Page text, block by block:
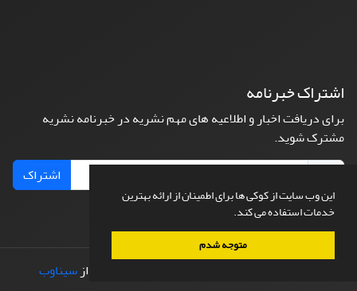
این وب سایت از کوکی ها برای اطمینان از ارائه بهترین
خدمات استفاده می کند.
متوجه شدم
اشتراک خبرنامه
برای دریافت اخبار و اطلاعیه های مهم نشریه در خبرنامه نشریه
مشترک شوید.
اشتراک
طراحی و پیاده سازی از سیناوب